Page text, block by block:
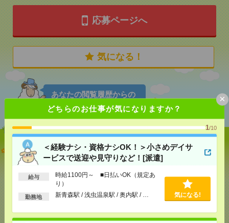
どちらのお仕事が気になりますか？
1/10
＜経験ナシ・資格ナシOK！＞小さめデイサ
ービスで送迎や見守りなど！[派遣]
給与
時給1100円～ ■日払いOK（規定あ
り）
勤務地 新青森駅 / 浅虫温泉駅 / 奥内駅 / … 気になる!
×
応募ページへ
気になる！
あなたの閲覧履歴からの
おすすめ
＜経験ナシ・資格ナシOK！＞小さめデイサービスで
送迎や見守りなど！[派遣]
[給 与]時給1100円～ ■日払いOK（規定あり）
交通費全額支給 ■ガソリン代も全額支給
（規定あり） ■無料駐車場もご相談ください
気になる！